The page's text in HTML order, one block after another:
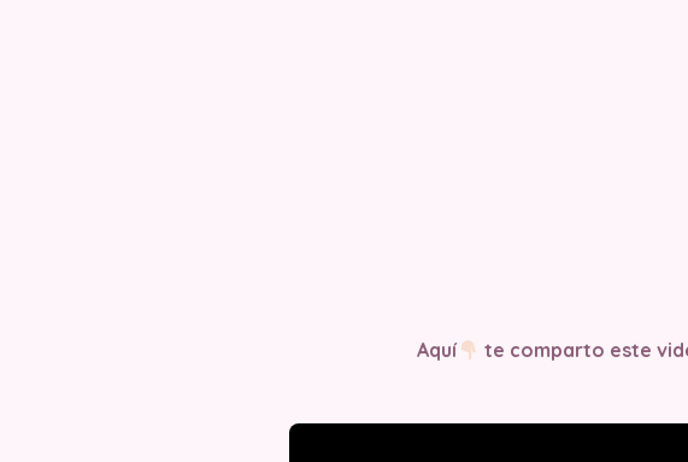
Aquí te comparto este